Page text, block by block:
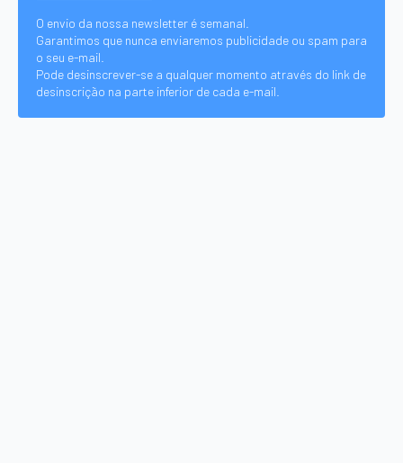
O envio da nossa newsletter é semanal.
Garantimos que nunca enviaremos publicidade ou spam para
o seu e-mail.
Pode desinscrever-se a qualquer momento através do link de
desinscrição na parte inferior de cada e-mail.